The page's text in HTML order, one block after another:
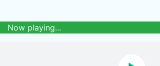
Now playing...